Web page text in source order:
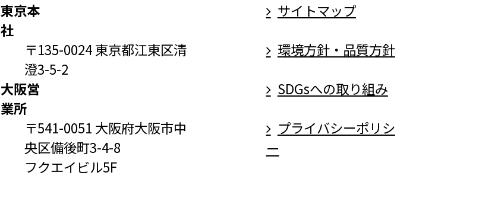
東京本
社
〒135-0024 東京都江東区清
澄3-5-2
大阪営
業所
〒541-0051 大阪府大阪市中
央区備後町3-4-8
フクエイビル5F
サイトマップ
環境方針・品質方針
SDGsへの取り組み
プライバシーポリシ
ー